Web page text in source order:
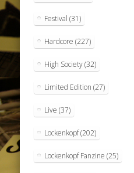
Festival (31)
Hardcore (227)
High Society(32)
Limited Edition (27)
Live (37)
Lockenkopf(202)
Lockenkopf Fanzine (25)